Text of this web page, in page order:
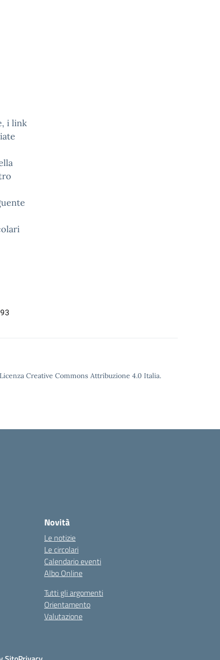
i link
Creative Commons Attribuzione 4.0 Italia.
Novità
Le notizie
Le circolari
Calendario eventi
Albo Online
Tutti gli argomenti
Orientamento
Valutazione